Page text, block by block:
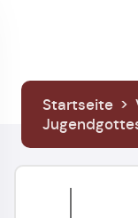
Startseite >